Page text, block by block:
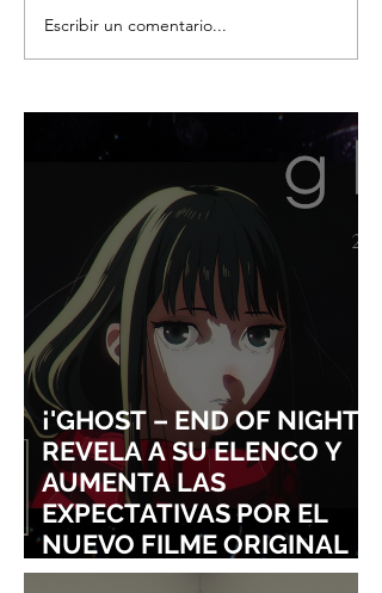
FALLECE AKIKO HAYASHI,
LA ILUSTRADORA QUE
DELIVERY SERVICE
Escribir un comentario...
¡'GHOST – END OF NIGHT'
REVELA A SU ELENCO Y
AUMENTA LAS
EXPECTATIVAS POR EL
NUEVO FILME ORIGINAL
DE SHINGO NATSUME!